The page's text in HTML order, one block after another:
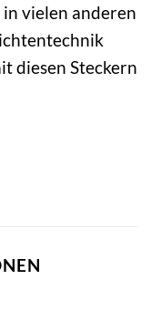
vielen anderen
diesen Steckern